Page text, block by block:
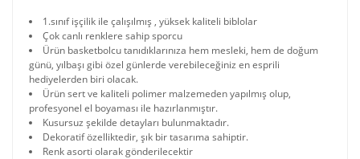
1.sınıf işçilik ile çalışılmış , yüksek kaliteli biblolar
Çok canlı renklere sahip sporcu
Ürün basketbolcu tanıdıklarınıza hem mesleki, hem de doğum
günü, yılbaşı gibi özel günlerde verebileceğiniz en esprili
hediyelerden biri olacak.
Ürün sert ve kaliteli polimer malzemeden yapılmış olup,
profesyonel el boyaması ile hazırlanmıştır.
Kusursuz şekilde detayları bulunmaktadır.
Dekoratif özelliktedir, şık bir tasarıma sahiptir.
Renk asorti olarak gönderilecektir